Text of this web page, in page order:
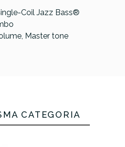
Coil Jazz Bass®
Master tone
CATEGORÍA